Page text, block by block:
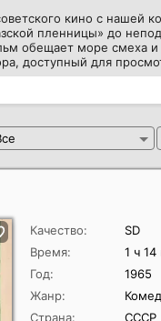
кино с нашей
пленницы» до
обещает море смеха и
доступный для
Качество:
SD
Время:
1 ч
Год:
1965
Жанр:
Страна:
СССР